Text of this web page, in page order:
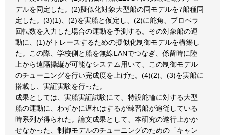
デルを同定した。(2)擬似化対象大型船の同モデルを7船種同
定した。(3)(1)、(2)を実船と仮定し、(2)に舵角、プロペラ
回転数を入力した場合の運動を予測する。その対象船の運
動に、(1)がトレースするための擬似化制御モデルを構築し
た。この際、学校側と船を無線LANでつなぎ、係留時に陸
上から遠隔操縦が可能なシステム用いて、この制御モデル
のチューニングを行い完成度を上げた。(4)(2)、(3)を実船に
搭載し、実証実験を行った。
成果としては、実船実証試験にて、特設舵輪に対する大型
船の運動に、わずかに遅れはするが練習船が追従している
時系列が得られた。論文成果として、本研究の遂行上かか
せなかった、制御モデルのチューニングのための「キャン